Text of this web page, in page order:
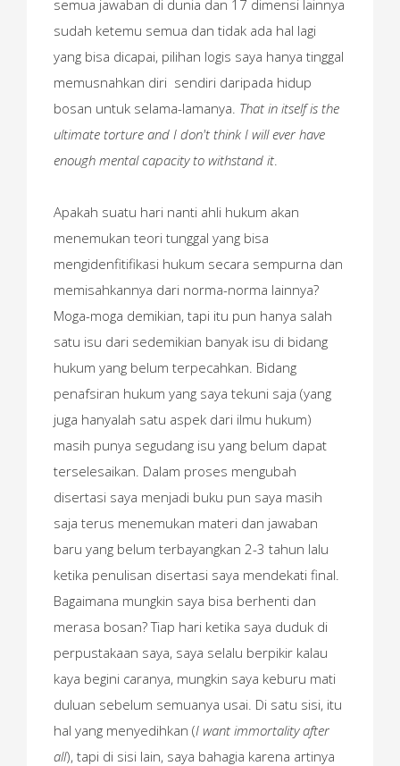
semua jawaban di dunia dan 17 dimensi lainnya
sudah ketemu semua dan tidak ada hal lagi
yang bisa dicapai, pilihan logis saya hanya tinggal
memusnahkan diri sendiri daripada hidup
bosan untuk selama-lamanya. That in itself is the
ultimate torture and I don't think I will ever have
enough mental capacity to withstand it
Apakah suatu hari nanti ahli hukum akan
menemukan teori tunggal yang bisa
mengidenfitifikasi hukum secara sempurna dan
memisahkannya dari norma-norma lainnya?
Moga-moga demikian, tapi itu pun hanya salah
satu isu dari sedemikian banyak isu di bidang
hukum yang belum terpecahkan. Bidang
penafsiran hukum yang saya tekuni saja (yang
juga hanyalah satu aspek dari ilmu hukum)
masih punya segudang isu yang belum dapat
terselesaikan. Dalam proses mengubah
disertasi saya menjadi buku pun saya masih
saja terus menemukan materi dan jawaban
baru yang belum terbayangkan 2-3 tahun lalu
ketika penulisan disertasi saya mendekati final.
Bagaimana mungkin saya bisa berhenti dan
merasa bosan? Tiap hari ketika saya duduk di
perpustakaan saya, saya selalu berpikir kalau
kaya begini caranya, mungkin saya keburu mati
duluan sebelum semuanya usai. Di satu sisi, itu
hal yang menyedihkan (I want immortality after
all), tapi di sisi lain, saya bahagia karena artinya